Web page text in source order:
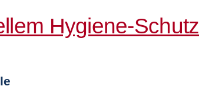
Hygiene-Schutz